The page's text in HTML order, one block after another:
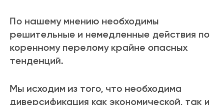
По нашему мнению необходимы
решительные и немедленные действия по
коренному перелому крайне опасных
тенденций.
Мы исходим из того, что необходима
диверсификация как экономической, так и